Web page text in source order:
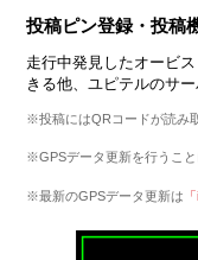
投稿ピン登録・投稿
走行中発見したオービ
きる他、ユピテルのサ
※投稿にはQRコードが読み
※GPSデータ更新を行うこと
※最新のGPSデータ更新は